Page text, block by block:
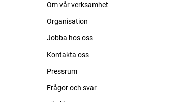
Om vår verksamhet
Organisation
Jobba hos oss
Kontakta oss
Pressrum
Frågor och svar